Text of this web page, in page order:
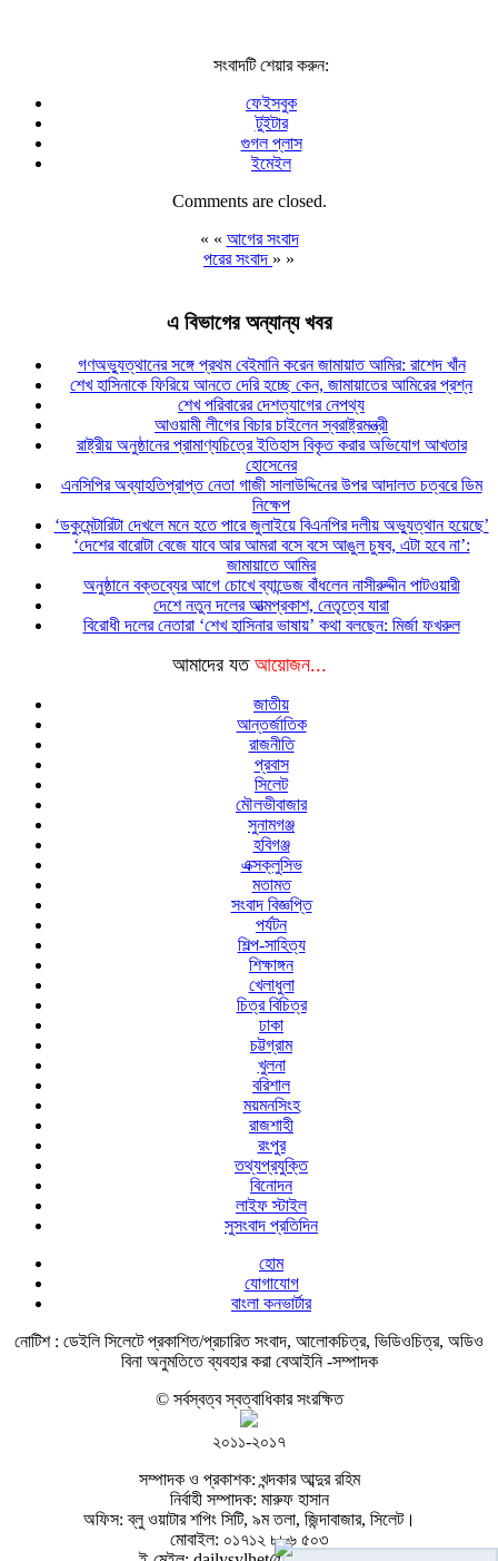
সংবাদটি শেয়ার করুন:
ফেইসবুক
টুইটার
গুগল প্লাস
ইমেইল
Comments are closed.
« « আগের সংবাদ
পরের সংবাদ » »
এ বিভাগের অন্যান্য খবর
গণঅভ্যুত্থানের সঙ্গে প্রথম বেইমানি করেন জামায়াত আমির: রাশেদ খাঁন
শেখ হাসিনাকে ফিরিয়ে আনতে দেরি হচ্ছে কেন, জামায়াতের আমিরের প্রশ্ন
শেখ পরিবারের দেশত্যাগের নেপথ্য
আওয়ামী লীগের বিচার চাইলেন স্বরাষ্ট্রমন্ত্রী
রাষ্ট্রীয় অনুষ্ঠানের প্রামাণ্যচিত্রে ইতিহাস বিকৃত করার অভিযোগ আখতার
হোসেনের
এনসিপির অব্যাহতিপ্রাপ্ত নেতা গাজী সালাউদ্দিনের উপর আদালত চত্বরে ডিম
নিক্ষেপ
‘ডকুমেন্টারিটা দেখলে মনে হতে পারে জুলাইয়ে বিএনপির দলীয় অভ্যুত্থান হয়েছে’
‘দেশের বারোটা বেজে যাবে আর আমরা বসে বসে আঙুল চুষব, এটা হবে না’:
জামায়াতে আমির
অনুষ্ঠানে বক্তব্যের আগে চোখে ব্যান্ডেজ বাঁধলেন নাসীরুদ্দীন পাটওয়ারী
দেশে নতুন দলের আত্মপ্রকাশ, নেতৃত্বে যারা
বিরোধী দলের নেতারা ‘শেখ হাসিনার ভাষায়’ কথা বলছেন: মির্জা ফখরুল
আমাদের যত আয়োজন...
জাতীয়
আন্তর্জাতিক
রাজনীতি
প্রবাস
সিলেট
মৌলভীবাজার
সুনামগঞ্জ
হবিগঞ্জ
এক্সক্লুসিভ
মতামত
সংবাদ বিজ্ঞপ্তি
পর্যটন
শিল্প-সাহিত্য
শিক্ষাঙ্গন
খেলাধুলা
চিত্র বিচিত্র
ঢাকা
চট্টগ্রাম
খুলনা
বরিশাল
ময়মনসিংহ
রাজশাহী
রংপুর
তথ্যপ্রযুক্তি
বিনোদন
লাইফ স্টাইল
সুসংবাদ প্রতিদিন
হোম
যোগাযোগ
বাংলা কনভার্টার
নোটিশ : ডেইলি সিলেটে প্রকাশিত/প্রচারিত সংবাদ, আলোকচিত্র, ভিডিওচিত্র, অডিও
বিনা অনুমতিতে ব্যবহার করা বেআইনি -সম্পাদক
© সর্বস্বত্ব স্বত্বাধিকার সংরক্ষিত
২০১১-২০১৭
সম্পাদক ও প্রকাশক: খন্দকার আব্দুর রহিম
নির্বাহী সম্পাদক: মারুফ হাসান
অফিস: ব্লু ওয়াটার শপিং সিটি, ৯ম তলা, জিন্দাবাজার, সিলেট।
মোবাইল: ০১৭১২ ৮৮৬ ৫০৩